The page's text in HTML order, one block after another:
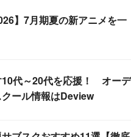
】7月期夏の新アニメを一
10代～20代を応援！ オーデ
ール情報はDeview